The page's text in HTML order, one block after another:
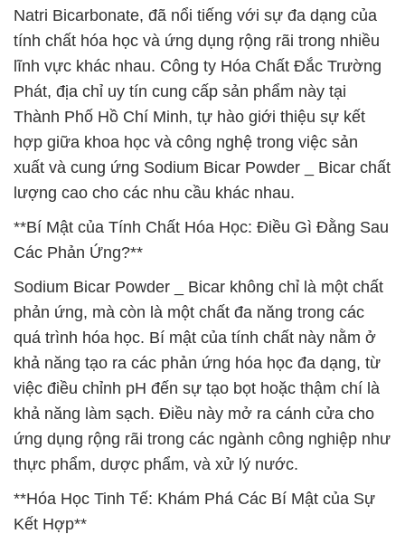
Natri Bicarbonate, đã nổi tiếng với sự đa dạng của
tính chất hóa học và ứng dụng rộng rãi trong nhiều
lĩnh vực khác nhau. Công ty Hóa Chất Đắc Trường
Phát, địa chỉ uy tín cung cấp sản phẩm này tại
Thành Phố Hồ Chí Minh, tự hào giới thiệu sự kết
hợp giữa khoa học và công nghệ trong việc sản
xuất và cung ứng Sodium Bicar Powder _ Bicar chất
lượng cao cho các nhu cầu khác nhau.
**Bí Mật của Tính Chất Hóa Học: Điều Gì Đằng Sau
Các Phản Ứng?**
Sodium Bicar Powder _ Bicar không chỉ là một chất
phản ứng, mà còn là một chất đa năng trong các
quá trình hóa học. Bí mật của tính chất này nằm ở
khả năng tạo ra các phản ứng hóa học đa dạng, từ
việc điều chỉnh pH đến sự tạo bọt hoặc thậm chí là
khả năng làm sạch. Điều này mở ra cánh cửa cho
ứng dụng rộng rãi trong các ngành công nghiệp như
thực phẩm, dược phẩm, và xử lý nước.
**Hóa Học Tinh Tế: Khám Phá Các Bí Mật của Sự
Kết Hợp**